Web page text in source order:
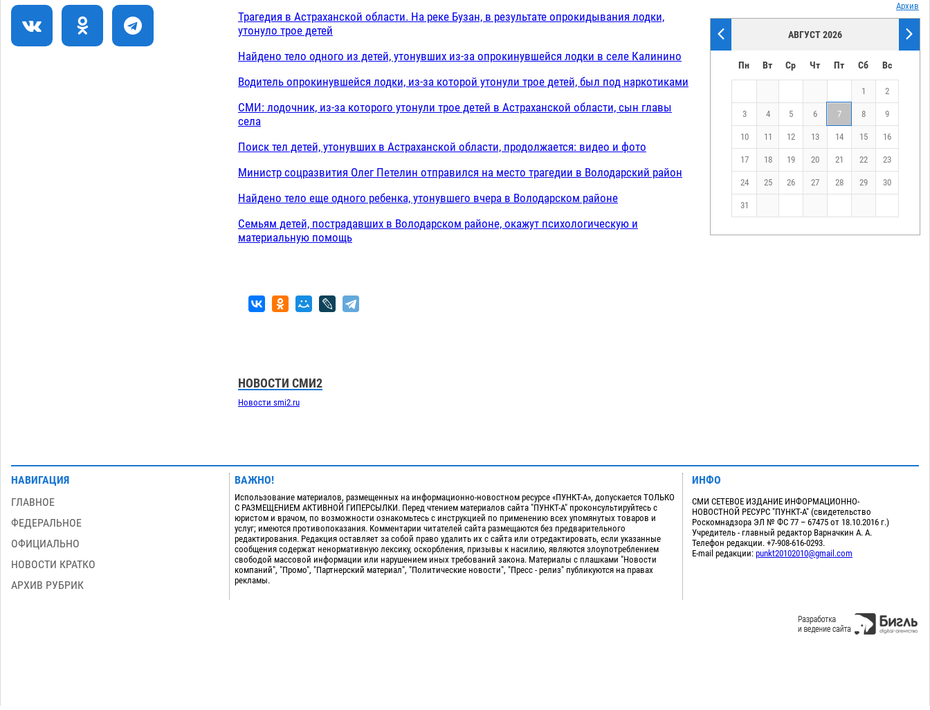
выставили в музее Пушкина в Москве
13:50
Мэрия Астрахани переводит городские
Трагедия в Астраханской области. На реке Бузан, в результате опрокидывания лодки,
утонуло трое детей
Найдено тело одного из детей, утонувших из-за опрокинувшейся лодки в селе Калинино
Водитель опрокинувшейся лодки, из-за которой утонули трое детей, был под наркотиками
СМИ: лодочник, из-за которого утонули трое детей в Астраханской области, сын главы
села
Поиск тел детей, утонувших в Астраханской области, продолжается: видео и фото
Министр соцразвития Олег Петелин отправился на место трагедии в Володарский район
Найдено тело еще одного ребенка, утонувшего вчера в Володарском районе
Семьям детей, пострадавших в Володарском районе, окажут психологическую и
материальную помощь
НОВОСТИ СМИ2
Новости smi2.ru
Архив
АВГУСТ 2026
Пн Вт Ср Чт Пт Сб Вс
1 2
3 4 5 6 7 8 9
10 11 12 13 14 15 16
17 18 19 20 21 22 23
24 25 26 27 28 29 30
31
НАВИГАЦИЯ
ГЛАВНОЕ
ФЕДЕРАЛЬНОЕ
ОФИЦИАЛЬНО
НОВОСТИ КРАТКО
АРХИВ РУБРИК
ВАЖНО!
Использование материалов, размещенных на информационно-новостном ресурсе «ПУНКТ-А», допускается ТОЛЬКО
С РАЗМЕЩЕНИЕМ АКТИВНОЙ ГИПЕРСЫЛКИ. Перед чтением материалов сайта "ПУНКТ-А" проконсультируйтесь с
юристом и врачом, по возможности ознакомьтесь с инструкцией по применению всех упомянутых товаров и
услуг; имеются противопоказания. Комментарии читателей сайта размещаются без предварительного
редактирования. Редакция оставляет за собой право удалить их с сайта или отредактировать, если указанные
сообщения содержат ненормативную лексику, оскорбления, призывы к насилию, являются злоупотреблением
свободой массовой информации или нарушением иных требований закона. Материалы с плашками "Новости
компаний", "Промо", "Партнерский материал", "Политические новости", "Пресс - релиз" публикуются на правах
рекламы.
ИНФО
СМИ СЕТЕВОЕ ИЗДАНИЕ ИНФОРМАЦИОННО-
НОВОСТНОЙ РЕСУРС "ПУНКТ-А" (свидетельство
Роскомнадзора ЭЛ № ФС 77 – 67475 от 18.10.2016 г.)
Учредитель - главный редактор Варначкин А. А.
Телефон редакции. +7-908-616-0293.
E-mail редакции: punkt20102010@gmail.com